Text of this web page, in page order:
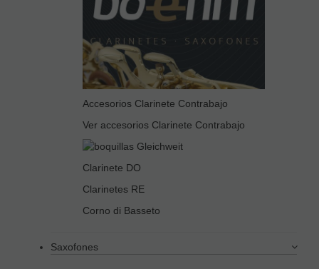
Accesorios Clarinete Contrabajo
Ver accesorios Clarinete Contrabajo
Clarinete DO
Clarinetes RE
Corno di Basseto
Saxofones